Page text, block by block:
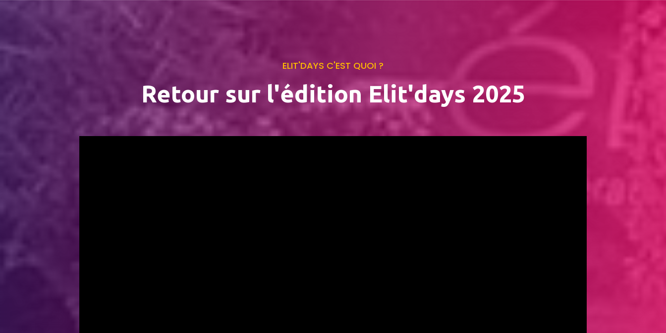
ELIT'DAYS C'EST QUOI ?
Retour sur l'édition Elit'days 2025